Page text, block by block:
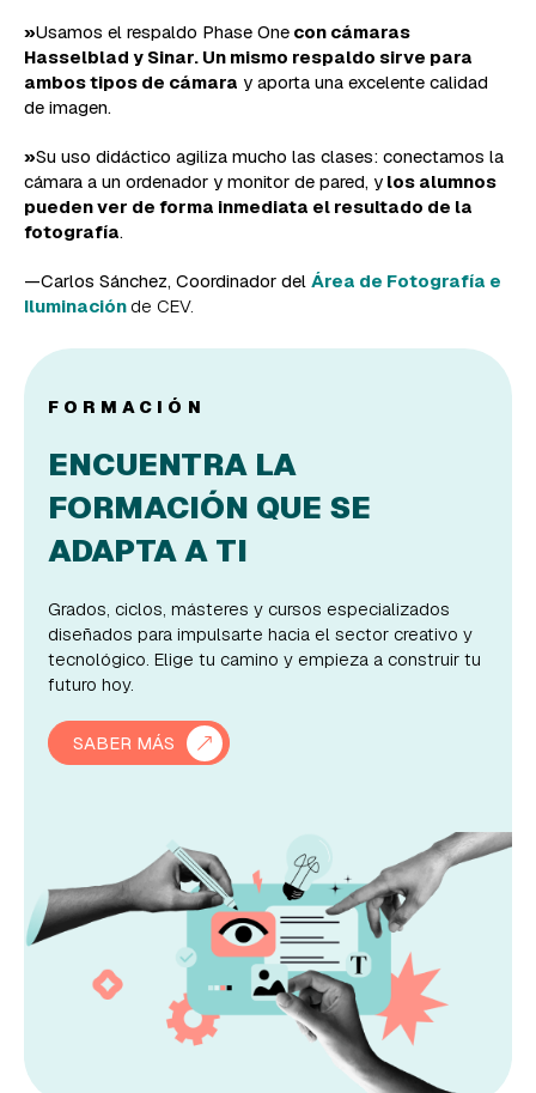
»Usamos el respaldo Phase One con cámaras
Hasselblad y Sinar. Un mismo respaldo sirve para
ambos tipos de cámara y aporta una excelente calidad
de imagen.
»Su uso didáctico agiliza mucho las clases: conectamos la
cámara a un ordenador y monitor de pared, y los alumnos
pueden ver de forma inmediata el resultado de la
fotografía.
—Carlos Sánchez, Coordinador del Área de Fotografía e
Iluminación de CEV.
FORMACIÓN
ENCUENTRA LA
FORMACIÓN QUE SE
ADAPTA A TI
Grados, ciclos, másteres y cursos especializados
diseñados para impulsarte hacia el sector creativo y
tecnológico. Elige tu camino y empieza a construir tu
futuro hoy.
SABER MÁS